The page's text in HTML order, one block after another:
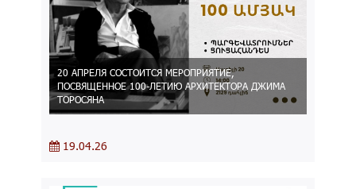
20 АПРЕЛЯ СОСТОИТСЯ МЕРОПРИЯТИЕ,
ПОСВЯЩЕННОЕ 100-ЛЕТИЮ АРХИТЕКТОРА ДЖИМА
ТОРОСЯНА
19.04.26